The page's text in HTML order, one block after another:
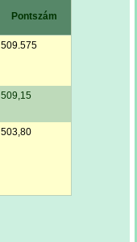
Pontszám
509.575
509,15
503,80